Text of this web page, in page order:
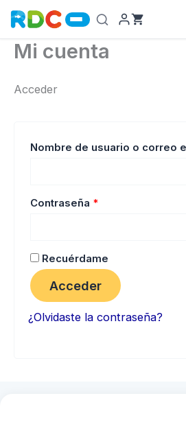
contenido
Mi cuenta
Acceder
Nombre de usuario o correo
Contraseña *
Recuérdame
Acceder
¿Olvidaste la contraseña?